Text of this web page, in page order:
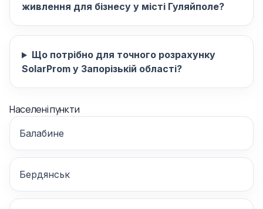
живлення для бізнесу у місті Гуляйполе?
Що потрібно для точного розрахунку
SolarProm у Запорізькій області?
Населені пункти
Балабине
Бердянськ